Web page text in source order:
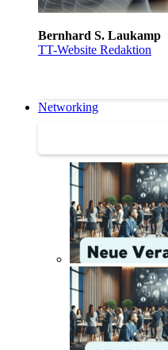
Bernhard S. Laukamp
TT-Website Redaktion
Networking